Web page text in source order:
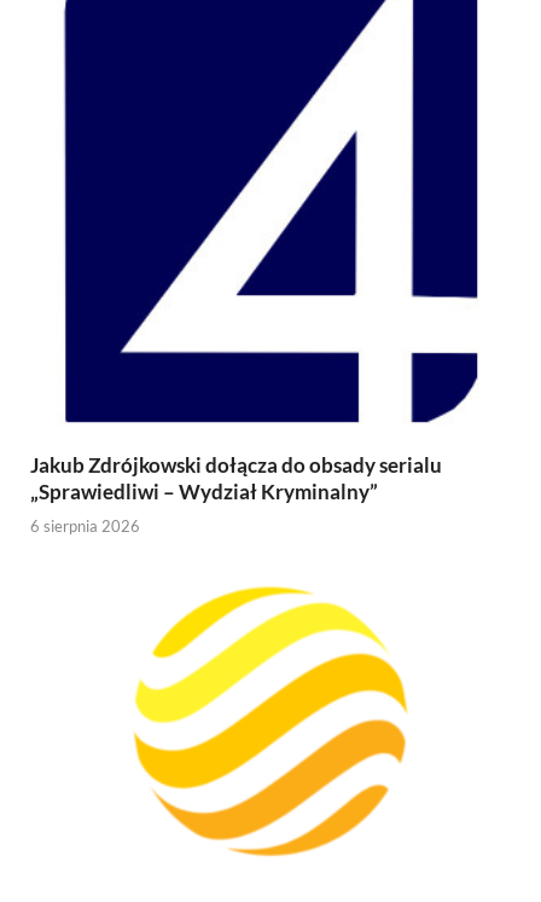
Jakub Zdrójkowski dołącza do obsady serialu
„Sprawiedliwi – Wydział Kryminalny”
6 sierpnia 2026